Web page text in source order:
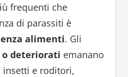
frequenti che
di parassiti è
alimenti. Gli
deteriorati emanano
e roditori,